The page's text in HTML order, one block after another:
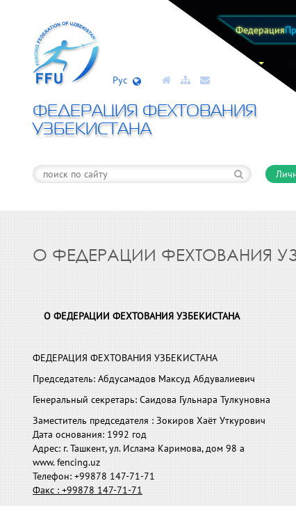
Федерация
Рус
ФЕДЕРАЦИЯ ФЕХТОВАНИЯ
УЗБЕКИСТАНА
О ФЕДЕРАЦИИ ФЕХТОВАНИЯ
О ФЕДЕРАЦИИ ФЕХТОВАНИЯ УЗБЕКИСТАНА
ФЕДЕРАЦИЯ ФЕХТОВАНИЯ УЗБЕКИСТАНА
Председатель: Абдусамадов Максуд Абдувалиевич
Генеральный секретарь: Саидова Гульнара Тулкуновна
Заместитель председателя : Зокиров Хаёт Уткурович
Дата основания: 1992 год
Адрес: г. Ташкент, ул. Ислама Каримова, дом 98 а
www. fencing.uz
Телефон: +99878 147-71-71
Факс : +99878 147-71-71